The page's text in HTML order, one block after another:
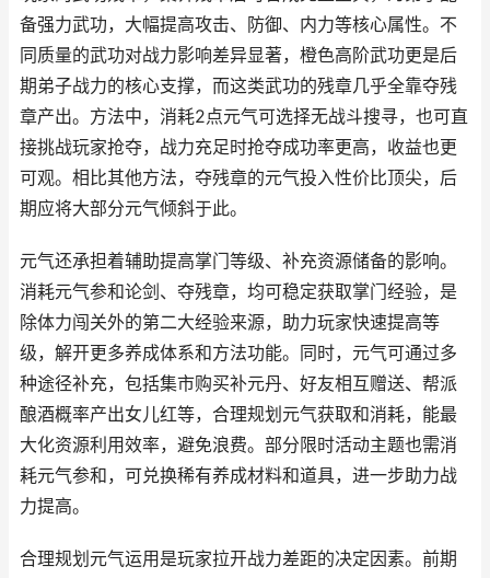
备强力武功，大幅提高攻击、防御、内力等核心属性。不
同质量的武功对战力影响差异显著，橙色高阶武功更是后
期弟子战力的核心支撑，而这类武功的残章几乎全靠夺残
章产出。方法中，消耗2点元气可选择无战斗搜寻，也可直
接挑战玩家抢夺，战力充足时抢夺成功率更高，收益也更
可观。相比其他方法，夺残章的元气投入性价比顶尖，后
期应将大部分元气倾斜于此。
元气还承担着辅助提高掌门等级、补充资源储备的影响。
消耗元气参和论剑、夺残章，均可稳定获取掌门经验，是
除体力闯关外的第二大经验来源，助力玩家快速提高等
级，解开更多养成体系和方法功能。同时，元气可通过多
种途径补充，包括集市购买补元丹、好友相互赠送、帮派
酿酒概率产出女儿红等，合理规划元气获取和消耗，能最
大化资源利用效率，避免浪费。部分限时活动主题也需消
耗元气参和，可兑换稀有养成材料和道具，进一步助力战
力提高。
合理规划元气运用是玩家拉开战力差距的决定因素。前期